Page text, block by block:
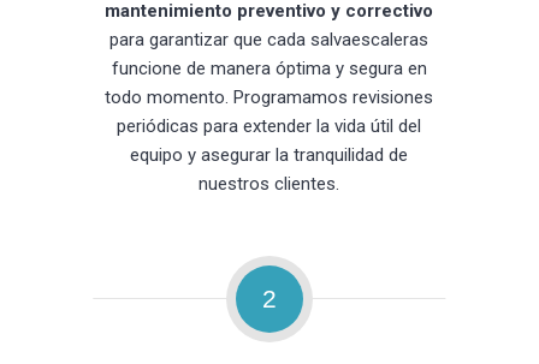
mantenimiento preventivo y correctivo
para garantizar que cada salvaescaleras
funcione de manera óptima y segura en
todo momento. Programamos revisiones
periódicas para extender la vida útil del
equipo y asegurar la tranquilidad de
nuestros clientes.
2